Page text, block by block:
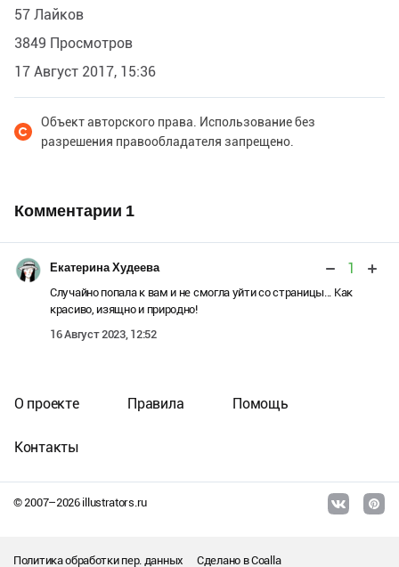
57 Лайков
3849 Просмотров
17 Август 2017, 15:36
Объект авторского права. Использование без
разрешения правообладателя запрещено.
Комментарии 1
Екатерина Худеева 1
Случайно попала к вам и не смогла уйти со страницы... Как
красиво, изящно и природно!
16 Август 2023, 12:52
© 2007–2026illustrators.ru
О проекте Правила Помощь
Контакты
Политика обработки пер. данных Сделано вCoalla